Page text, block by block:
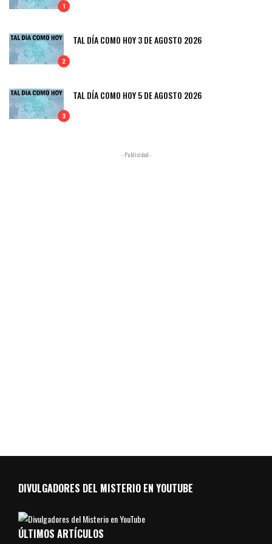
1
2
TAL DÍA COMO HOY 3 DE AGOSTO 2026
3
TAL DÍA COMO HOY 5 DE AGOSTO 2026
- Publicidad -
DIVULGADORES DEL MISTERIO EN YOUTUBE
ÚLTIMOS ARTÍCULOS